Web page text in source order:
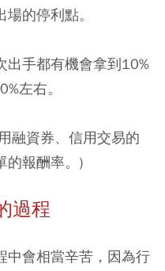
的停利點。
出手都有機會拿到10%
左右。
融資券、信用交易的
的報酬率。)
過程
中會相當辛苦，因為行